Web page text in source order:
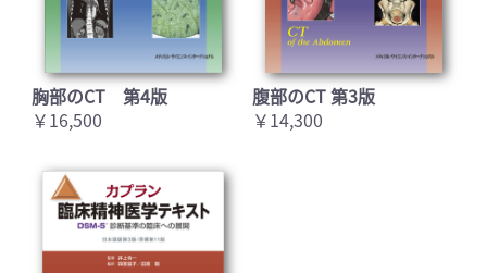
胸部のCT 第4版
￥16,500
腹部のCT 第3版
￥14,300